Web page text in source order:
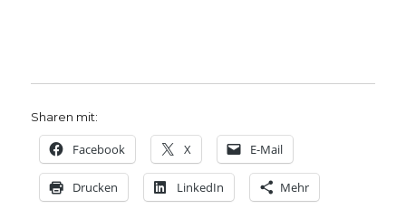
Sharen mit:
Facebook X E-Mail
Drucken LinkedIn Mehr